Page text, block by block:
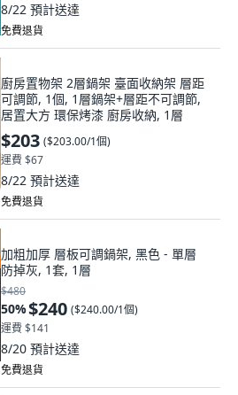
8/22 預計送達
免費退貨
廚房置物架 2層鍋架 臺面收納架 層距
可調節, 1個, 1層鍋架+層距不可調節,
居置大方 環保烤漆 廚房收納, 1層
$203 ($203.00/1個)
運費 $67
8/22 預計送達
免費退貨
加粗加厚 層板可調鍋架, 黑色 - 單層
防掉灰, 1套, 1層
$480
50%$240 ($240.00/1個)
運費 $141
8/20 預計送達
免費退貨